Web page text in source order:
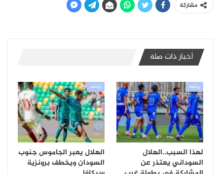
مشاركة
أخبار ذات صلة
رياضة
لهذا السبب..الهلال
السوداني يعتذر عن
رياضة
الهلال يعبر الجاموس جنوب
السودان ويخطف برونزية